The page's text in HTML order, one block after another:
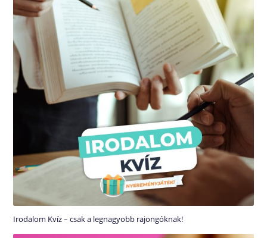
Irodalom Kvíz – csak a legnagyobb rajongóknak!